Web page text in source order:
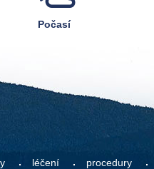
Počasí
léčení procedury